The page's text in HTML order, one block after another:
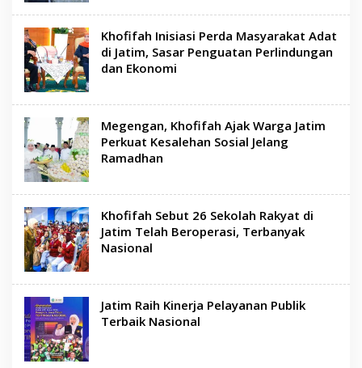
Khofifah Inisiasi Perda Masyarakat Adat
di Jatim, Sasar Penguatan Perlindungan
dan Ekonomi
Megengan, Khofifah Ajak Warga Jatim
Perkuat Kesalehan Sosial Jelang
Ramadhan
Khofifah Sebut 26 Sekolah Rakyat di
Jatim Telah Beroperasi, Terbanyak
Nasional
Jatim Raih Kinerja Pelayanan Publik
Terbaik Nasional